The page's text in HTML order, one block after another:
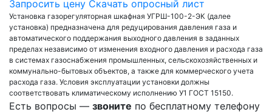
Запросить цену Скачать опросный лист
Установка газорегуляторная шкафная УГРШ-100-2-ЭК (далее
установка) предназначена для редуцирования давления газа и
автоматического поддержания выходного давления в заданных
пределах независимо от изменения входного давления и расхода газа
в системах газоснабжения промышленных, сельскохозяйственных и
коммунально-бытовых объектов, а также для коммерческого учета
расхода газа. Условия эксплуатации установки должны
соответствовать климатическому исполнению У1 ГОСТ 15150.
Есть вопросы — звоните по бесплатному телефону